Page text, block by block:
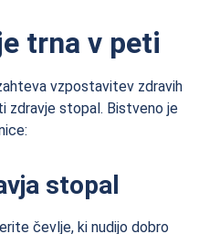
trna v peti
vzpostavitev zdravih
zdravje stopal. Bistveno je
stopal
čevlje, ki nudijo dobro